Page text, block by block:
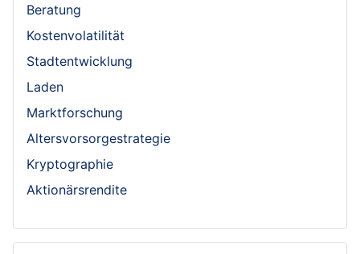
Beratung
Kostenvolatilität
Stadtentwicklung
Laden
Marktforschung
Altersvorsorgestrategie
Kryptographie
Aktionärsrendite